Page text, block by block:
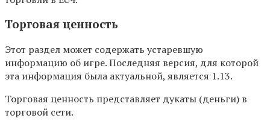
Торговая ценность
Этот раздел может содержать устаревшую
информацию об игре. Последняя версия, для которой
эта информация была актуальной, является 1.13.
Торговая ценность представляет дукаты (деньги) в
торговой сети.